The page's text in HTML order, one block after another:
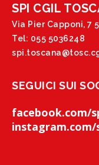
SPI CGIL
Via Pier Capponi, 7
Tel: 055 5036248
SEGUICI SUI
facebook.com/